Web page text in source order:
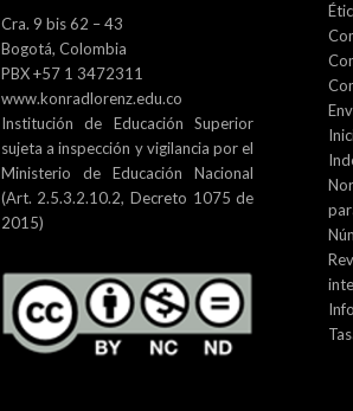
Cra. 9 bis 62 – 43
Bogotá, Colombia
PBX +57 1 3472311
www.konradlorenz.edu.co
Institución de Educación Superior
sujeta a inspección y vigilancia por el
Ministerio de Educación Nacional
(Art. 2.5.3.2.10.2, Decreto 1075 de
2015)